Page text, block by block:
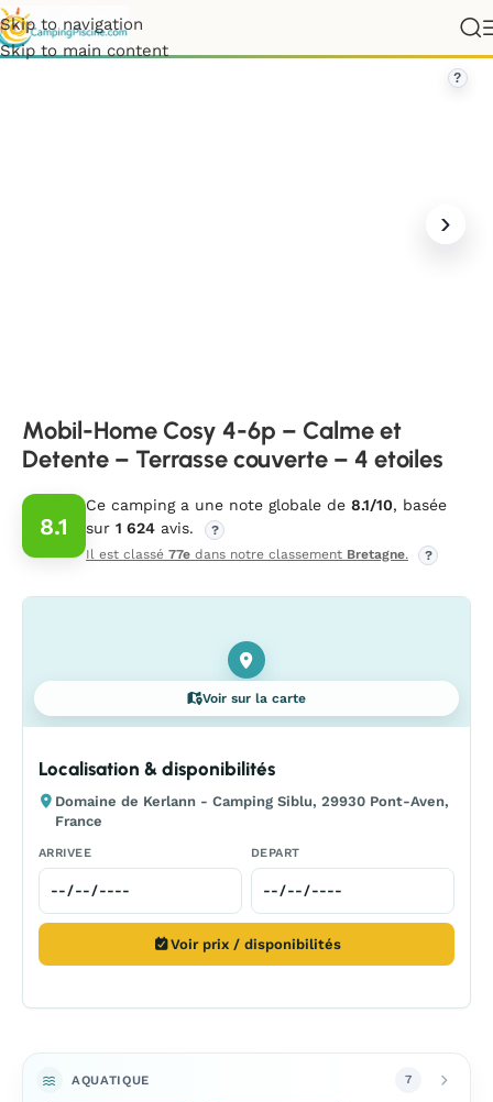
Skip to navigation
Skip to main content
4-6p – Calme et Detente – Terrasse couverte – 4 etoiles
?
Mobil-Home Cosy 4-6p – Calme et
Detente – Terrasse couverte – 4 etoiles
8.1
Ce camping a une note globale de 8.1/10, basée
sur 1 624 avis.
?
Il est classé 77e dans notre classement Bretagne. ?
Voir sur la carte
Localisation & disponibilités
Domaine de Kerlann - Camping Siblu, 29930 Pont-Aven,
France
ARRIVEE DEPART
Voir prix / disponibilités
AQUATIQUE 7